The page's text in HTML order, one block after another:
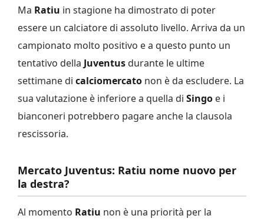
Ma Ratiu in stagione ha dimostrato di poter
essere un calciatore di assoluto livello. Arriva da un
campionato molto positivo e a questo punto un
tentativo della Juventus durante le ultime
settimane di calciomercato non è da escludere. La
sua valutazione è inferiore a quella di Singo e i
bianconeri potrebbero pagare anche la clausola
rescissoria.
Mercato Juventus: Ratiu nome nuovo per
la destra?
Al momento Ratiu non è una priorità per la